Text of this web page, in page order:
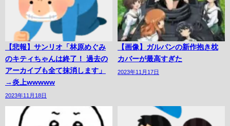
【悲報】サンリオ「林原めぐみ
のキティちゃんは終了！ 過去の
アーカイブも全て抹消します」
→炎上wwwww
2023年11月18日
【画像】ガルパンの新作抱き枕
カバーが最高すぎた
2023年11月17日